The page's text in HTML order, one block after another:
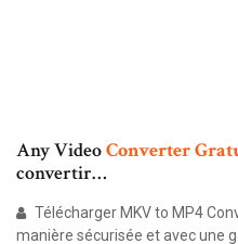
Any VideoConverter
convertir…
Télécharger MKV to MP4
manière sécurisée et avec une